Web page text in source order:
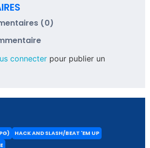
(0)
connecter pour publier un
HACK AND SLASH/BEAT 'EM UP